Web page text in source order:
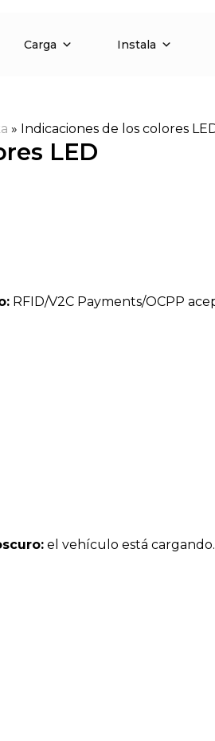
Carga Instala
» Indicaciones de los colores
LED
RFID/V2C Payments/OCPP
el vehículo está